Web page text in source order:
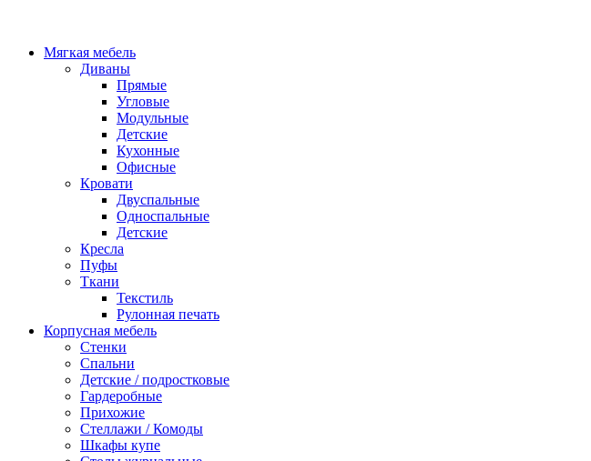
Мягкая мебель
Диваны
Прямые
Угловые
Модульные
Детские
Кухонные
Офисные
Кровати
Двуспальные
Односпальные
Детские
Кресла
Пуфы
Ткани
Текстиль
Рулонная печать
Корпусная мебель
Стенки
Спальни
Детские / подростковые
Гардеробные
Прихожие
Стеллажи / Комоды
Шкафы купе